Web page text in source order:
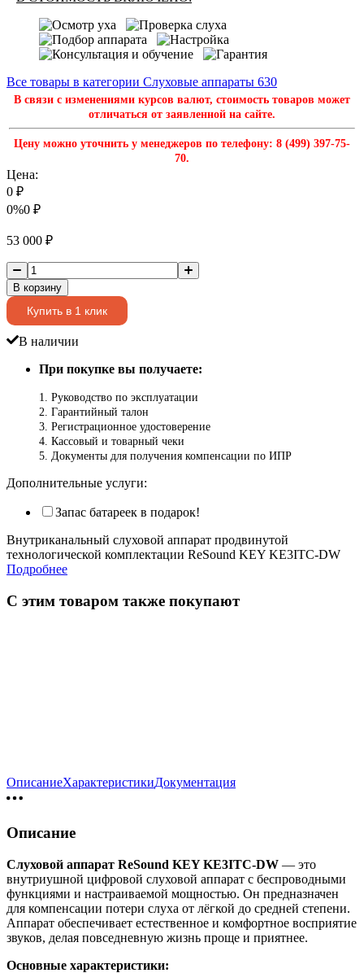
Все товары в категории Слуховые аппараты 630
В связи с изменениями курсов валют, стоимость товаров может
отличаться от заявленной на сайте.
Цену можно уточнить у менеджеров по телефону: 8 (499) 397-75-
70.
Цена:
0 ₽
0%0 ₽
53 000 ₽
В корзину
Купить в 1 клик
В наличии
При покупке вы получаете:
1. Руководство по эксплуатации
2. Гарантийный талон
3. Регистрационное удостоверение
4. Кассовый и товарный чеки
5. Документы для получения компенсации по ИПР
Дополнительные услуги:
Запас батареек в подарок!
Внутриканальный слуховой аппарат продвинутой
технологической комплектации ReSound KEY KE3ITC-DW
Подробнее
С этим товаром также покупают
ОписаниеХарактеристикиДокументация
Описание
Слуховой аппарат ReSound KEYKE3ITC-DW — это
внутриушной цифровой слуховой аппарат с беспроводными
функциями и настраиваемой мощностью. Он предназначен
для компенсации потери слуха от лёгкой до средней степени.
Аппарат обеспечивает естественное и комфортное восприятие
звуков, делая повседневную жизнь проще и приятнее.
Основные характеристики: